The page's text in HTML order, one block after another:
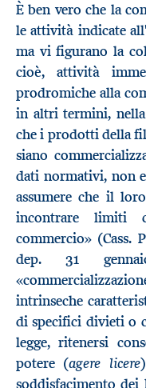
È ben vero che la
le attività indicate
ma vi figurano la
cioè, attività
prodromiche alla
in altri termini,
che i prodotti della
siano
dati normativi, non
assumere che il
incontrare limiti
commercio» (Cass.
dep. 31
intrinseche
di specifici divieti o
legge, ritenersi
potere (agere licere
soddisfacimento